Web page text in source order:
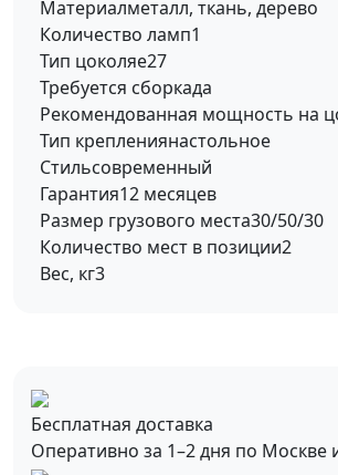
Материалметалл, ткань, дерево
Количество ламп1
Тип цоколяe27
Требуется сборкада
Рекомендованная мощность на
Тип креплениянастольное
Стильсовременный
Гарантия12 месяцев
Размер грузового места30/50/30
Количество мест в позиции2
Вес, кг3
Бесплатная доставка
Оперативно за 1–2 дня по Москве